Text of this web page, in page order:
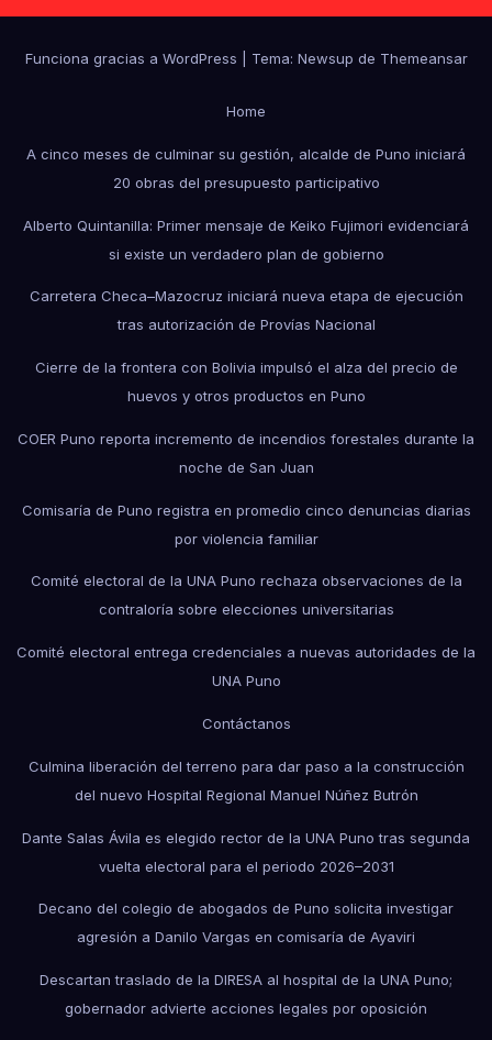
Funciona gracias a WordPress Tema: Newsup de Themeansar
Home
A cinco meses de culminar su gestión, alcalde de Puno iniciará
20 obras del presupuesto participativo
Alberto Quintanilla: Primer mensaje de Keiko Fujimori evidenciará
si existe un verdadero plan de gobierno
Carretera Checa–Mazocruz iniciará nueva etapa de ejecución
tras autorización de Provías Nacional
Cierre de la frontera con Bolivia impulsó el alza del precio de
huevos y otros productos en Puno
COER Puno reporta incremento de incendios forestales durante la
noche de San Juan
Comisaría de Puno registra en promedio cinco denuncias diarias
por violencia familiar
Comité electoral de la UNA Puno rechaza observaciones de la
contraloría sobre elecciones universitarias
Comité electoral entrega credenciales a nuevas autoridades de la
UNA Puno
Contáctanos
Culmina liberación del terreno para dar paso a la construcción
del nuevo Hospital Regional Manuel Núñez Butrón
Dante Salas Ávila es elegido rector de la UNA Puno tras segunda
vuelta electoral para el periodo 2026–2031
Decano del colegio de abogados de Puno solicita investigar
agresión a Danilo Vargas en comisaría de Ayaviri
Descartan traslado de la DIRESA al hospital de la UNA Puno;
gobernador advierte acciones legales por oposición